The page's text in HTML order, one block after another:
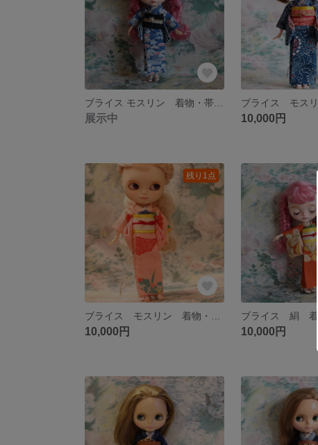
展示中 10,000円
残り1点
10,000円 10,000円